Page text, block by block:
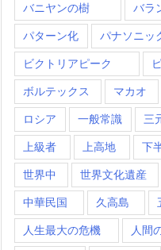
バニヤンの樹 バラ
パターン化 パナソニッ
ビクトリアピーク
ボルテックス マカオ
ロシア 一般常識 三
上級者 上高地 下
世界中 世界文化遺産
中華民国 久高島
人生最大の危機 人間